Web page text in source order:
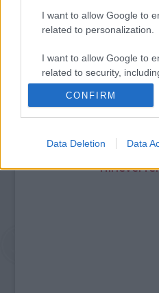
I want to allow Google to
related to personalization.
I want to allow Google to
related to security,
functionality and fraud
user protection.
CONFIRM
Data Deletion Data
Top 10: ezek a
A 10
A forradalom egy
A
Hírlevél